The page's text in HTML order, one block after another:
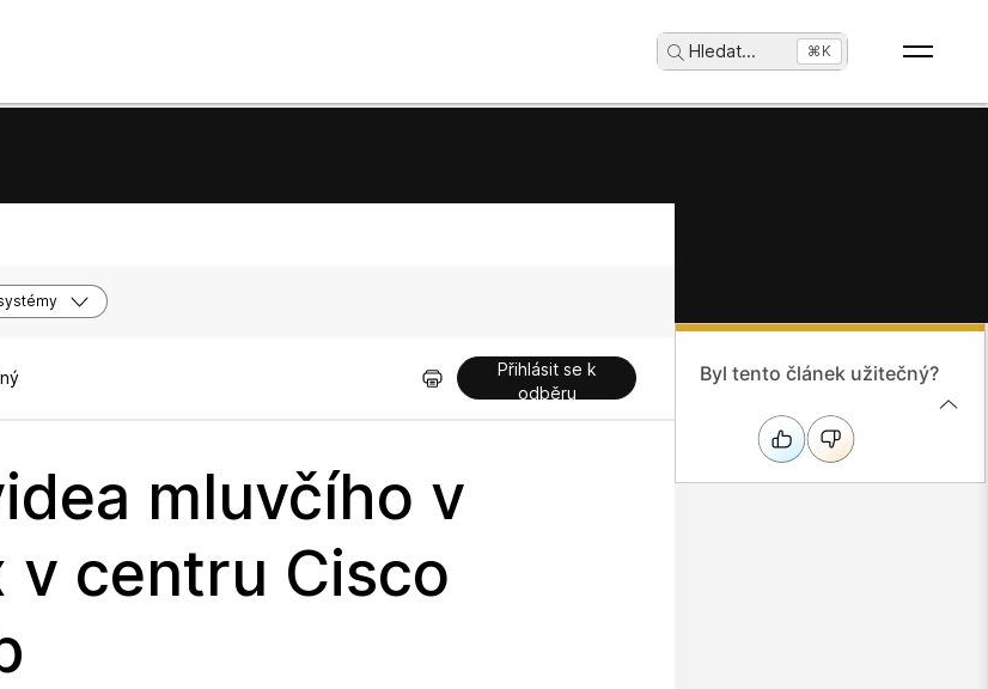
Hledat... ⌘K
Přihlásit se k
odběru
mluvčího v
v centru Cisco
Byl tento článek užitečný?